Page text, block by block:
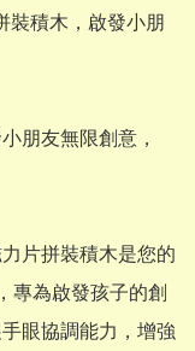
積木，啟發小朋
朋友無限創意，
片拼裝積木是您的
專為啟發孩子的創
眼協調能力，增強